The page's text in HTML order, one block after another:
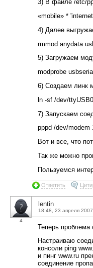
3) В файле /etc/
«mobile» *
4) Далее
rmmod anydata
5) Загружаем
modprobe
6) Создаем линк
ln -sf /dev/
7) Запускаем
pppd /dev/modem
Вот и все, что
Так же можно
Пользуемся
Ответить
4
lentin
18:48, 23 апреля 2007
Теперь проблема
Настраиваю
консоли ping
и пинг www.ru
соединение